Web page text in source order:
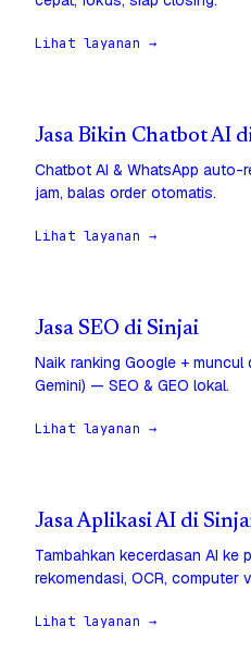
Lihat layanan →
Jasa Bikin Chatbot AI
Chatbot AI & WhatsApp
jam, balas order otomatis.
Lihat layanan →
Jasa SEO di Sinjai
Naik ranking Google + muncul
Gemini) — SEO & GEO lokal.
Lihat layanan →
Jasa Aplikasi AI di
Tambahkan kecerdasan AI ke
rekomendasi, OCR, computer
Lihat layanan →